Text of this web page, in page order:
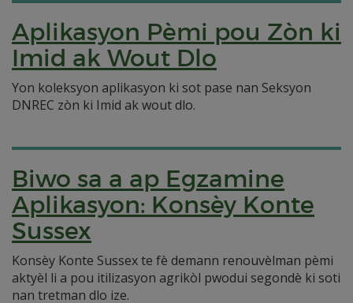
Aplikasyon Pèmi pou Zòn ki
Imid ak Wout Dlo
Yon koleksyon aplikasyon ki sot pase nan Seksyon
DNREC zòn ki Imid ak wout dlo.
Biwo sa a ap Egzamine
Aplikasyon: Konsèy Konte
Sussex
Konsèy Konte Sussex te fè demann renouvèlman pèmi
aktyèl li a pou itilizasyon agrikòl pwodui segondè ki soti
nan tretman dlo ize.